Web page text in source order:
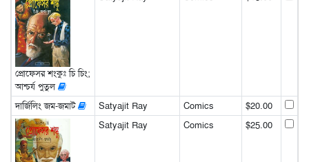
প্রোফেসর শংকুঃ চি চিং;
আশ্চর্য পুতুল
দার্জিলিং জম-জমাট Satyajit Ray Comics $20.00
Satyajit Ray Comics $25.00